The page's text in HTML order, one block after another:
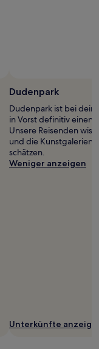
Dudenpark
Dudenpark ist bei
in Vorst definitiv einen
Unsere Reisenden
und die Kunstgalerien
schätzen.
Weniger anzeigen
Unterkünfte